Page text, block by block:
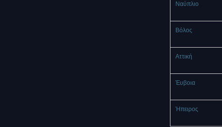
Ναύπλιο
Βόλος
Αττική
Έυβοια
Ήπειρος